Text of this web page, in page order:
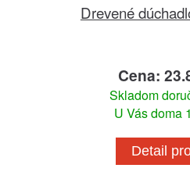
Drevené
Cena:
Skladom
U Vás doma
Detail